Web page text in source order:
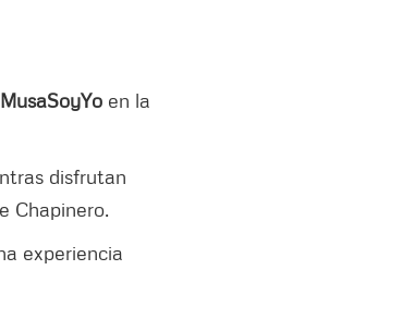
MusaSoyYo en la
disfrutan
Chapinero.
experiencia